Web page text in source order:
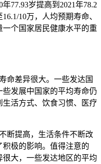
77.93岁提高到2021年78.2
10万，人均预期寿命、
个国家居民健康水平的重
命差异很大。一些发达国
发展中国家的平均寿命仍
活方式、饮食习惯、医疗
断提高，生活条件不断改
极的影响。值得注意的
大，一些发达地区的平均